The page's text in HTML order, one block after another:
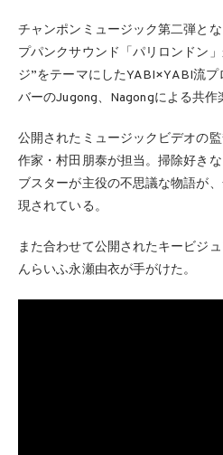
チャンポンミュージック第二弾と
プパンクサウンド「パリロンドン
ジ”をテーマにしたYABI×YABI流
バーのJugong、Nagongによる共作
公開されたミュージックビデオの
作家・村田朋泰が担当。掃除好き
ブスターが主役の不思議な物語が
現されている。
また合わせて公開されたキービジ
んらいふ永瀬由衣が手がけた。